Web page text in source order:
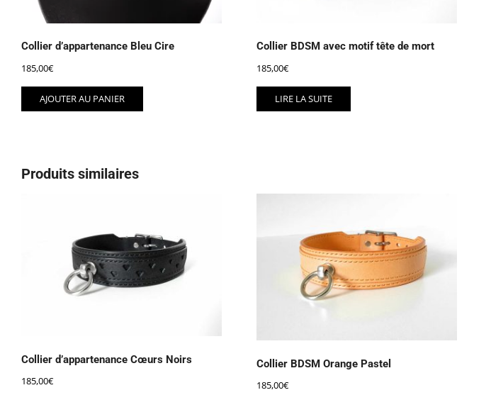
Collier d’appartenance Bleu Cire
185,00€
AJOUTER AU PANIER
Collier BDSM avec motif tête de mort
185,00€
LIRE LA SUITE
Produits similaires
Collier d’appartenance Cœurs Noirs
185,00€
Collier BDSM Orange Pastel
185,00€